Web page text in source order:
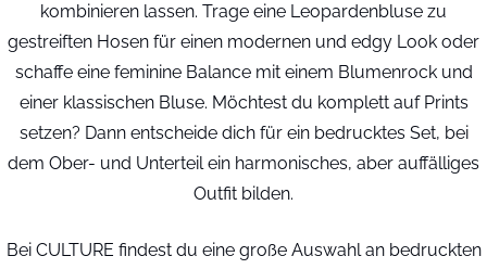
kombinieren lassen. Trage eine Leopardenbluse zu
gestreiften Hosen für einen modernen und edgy Look oder
schaffe eine feminine Balance mit einem Blumenrock und
einer klassischen Bluse. Möchtest du komplett auf Prints
setzen? Dann entscheide dich für ein bedrucktes Set, bei
dem Ober- und Unterteil ein harmonisches, aber auffälliges
Outfit bilden.
Bei CULTURE findest du eine große Auswahl an bedruckten